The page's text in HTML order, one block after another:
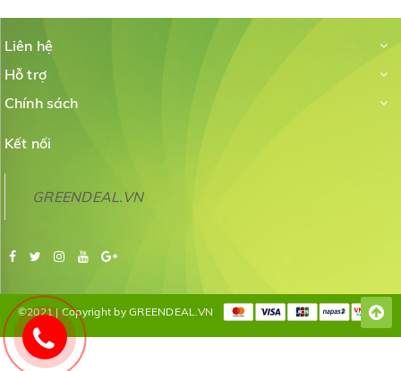
Liên hệ
Hỗ trợ
Chính sách
Kết nối
GREENDEAL.VN
©2021 | Copyright by GREENDEAL.VN